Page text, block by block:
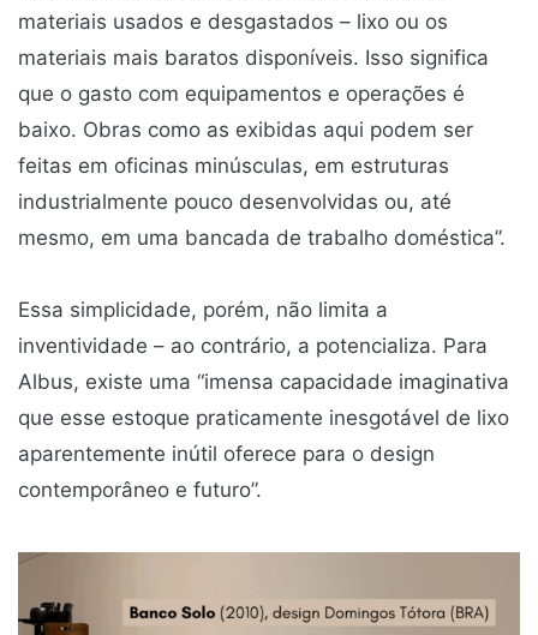
materiais usados e desgastados – lixo ou os
materiais mais baratos disponíveis. Isso significa
que o gasto com equipamentos e operações é
baixo. Obras como as exibidas aqui podem ser
feitas em oficinas minúsculas, em estruturas
industrialmente pouco desenvolvidas ou, até
mesmo, em uma bancada de trabalho doméstica”.
Essa simplicidade, porém, não limita a
inventividade – ao contrário, a potencializa. Para
Albus, existe uma “imensa capacidade imaginativa
que esse estoque praticamente inesgotável de lixo
aparentemente inútil oferece para o design
contemporâneo e futuro”.